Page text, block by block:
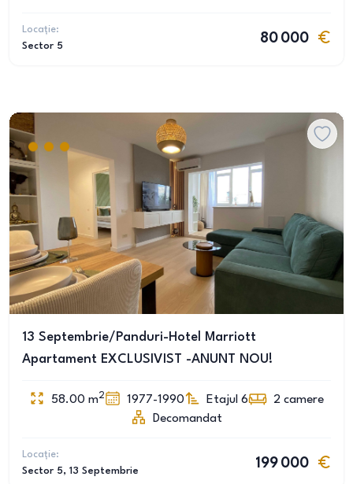
Locație:
Sector 5
80 000
13 Septembrie/Panduri-Hotel Marriott
Apartament EXCLUSIVIST -ANUNT NOU!
58.00 m2 1977-1990 Etajul 6 2 camere
Decomandat
Locație:
Sector 5, 13 Septembrie
199 000